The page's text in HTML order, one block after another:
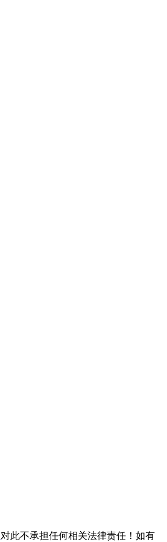
对此不承担任何相关法律责任！如有